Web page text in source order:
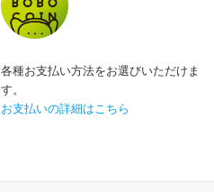
各種お支払い方法をお選びいただけま
す。
お支払いの詳細はこちら